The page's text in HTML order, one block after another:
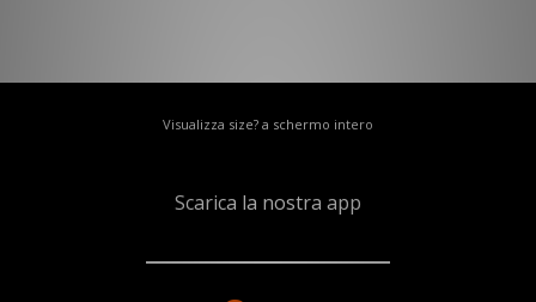
Visualizza size? a schermo intero
Scarica la nostra app